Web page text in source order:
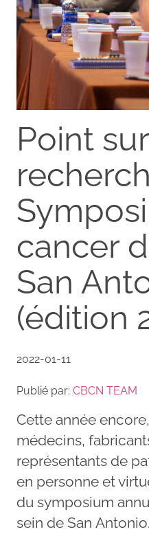
Point
cancer
San
(édition
2022-01-11
Publié par: CBCN TEAM
Cette année
médecins,
représentants de
en personne et
du symposium
sein de San